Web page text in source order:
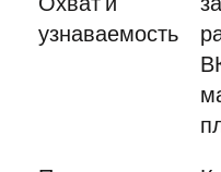
Охват и
узнаваемость